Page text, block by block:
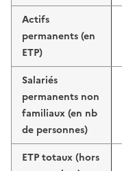
Actifs
permanents (en
ETP)
Salariés
permanents non
familiaux (en nb
de personnes)
ETP totaux (hors